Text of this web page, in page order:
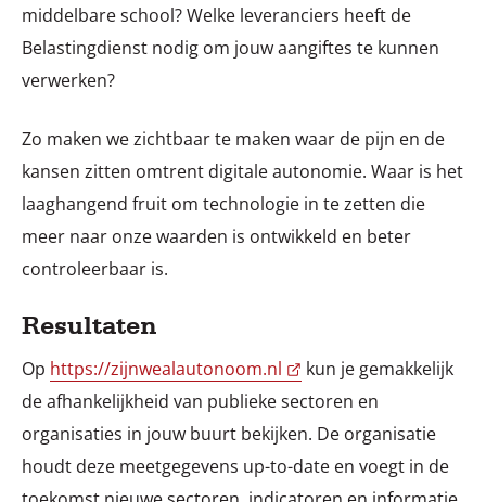
middelbare school? Welke leveranciers heeft de
Belastingdienst nodig om jouw aangiftes te kunnen
verwerken?
Zo maken we zichtbaar te maken waar de pijn en de
kansen zitten omtrent digitale autonomie. Waar is het
laaghangend fruit om technologie in te zetten die
meer naar onze waarden is ontwikkeld en beter
controleerbaar is.
Resultaten
Op https://zijnwealautonoom.nl
kun je gemakkelijk
de afhankelijkheid van publieke sectoren en
organisaties in jouw buurt bekijken. De organisatie
houdt deze meetgegevens up-to-date en voegt in de